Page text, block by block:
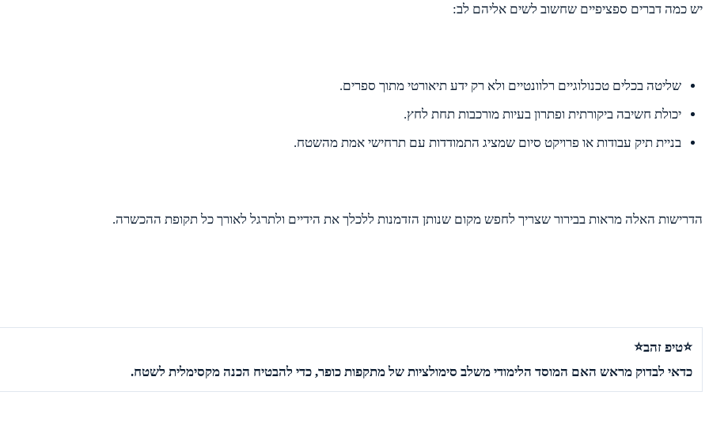
יש כמה דברים ספציפיים שחשוב לשים אליהם לב:
שליטה בכלים טכנולוגיים רלוונטיים ולא רק ידע תיאורטי מתוך ספרים.
יכולת חשיבה ביקורתית ופתרון בעיות מורכבות תחת לחץ.
בניית תיק עבודות או פרויקט סיום שמציג התמודדות עם תרחישי אמת מהשטח.
הדרישות האלה מראות בבירור שצריך לחפש מקום שנותן הזדמנות ללכלך את הידיים ולתרגל לאורך כל תקופת ההכשרה.
⭐טיפ זהב⭐
כדאי לבדוק מראש האם המוסד הלימודי משלב סימולציות של מתקפות כופר, כדי להבטיח הכנה מקסימלית לשטח.